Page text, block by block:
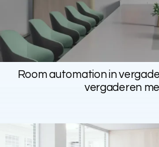
Room automation in
vergaderen